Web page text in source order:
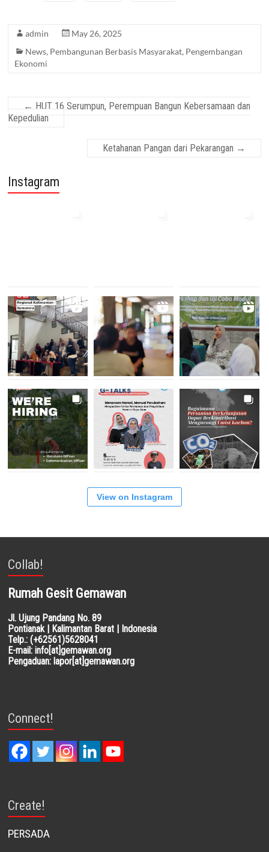
admin
May 26, 2025
News, Pembangunan Berbasis Masyarakat, Pengembangan
Ekonomi
← HUT 16 Serumpun, Perempuan Bangun Kebersamaan dan
Kepedulian
Ketahanan Pangan dari Pekarangan →
Instagram
View on Instagram
Collab!
Rumah Gesit Gemawan
Jl. Ujung Pandang No. 89
Pontianak | Kalimantan Barat | Indonesia
Telp.: (+62561)5628041
E-mail: info[at]gemawan.org
Pengaduan: lapor[at]gemawan.org
Connect!
Create!
PERSADA